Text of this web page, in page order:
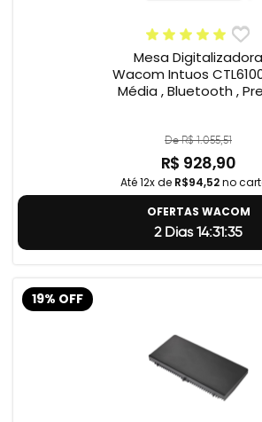
Mesa Digitalizadora
Wacom Intuos
Média , Bluetooth ,
De R$ 1.055,51
R$ 928,90
Até 12x de R$94,52no
OFERTAS WACOM
2 Dias 14:31:34
19% OFF